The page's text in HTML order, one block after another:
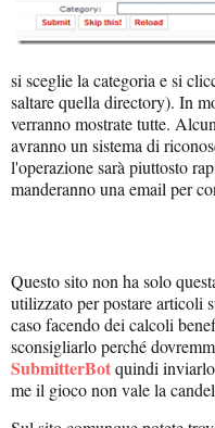
si sceglie la categoria e si
saltare quella directory). In
verranno mostrate tutte.
avranno un sistema di
l'operazione sarà piuttosto
manderanno una email per
Questo sito non ha solo
utilizzato per postare articoli
caso facendo dei calcoli
sconsigliarlo perché
SubmitterBotquindi
me il gioco non vale la